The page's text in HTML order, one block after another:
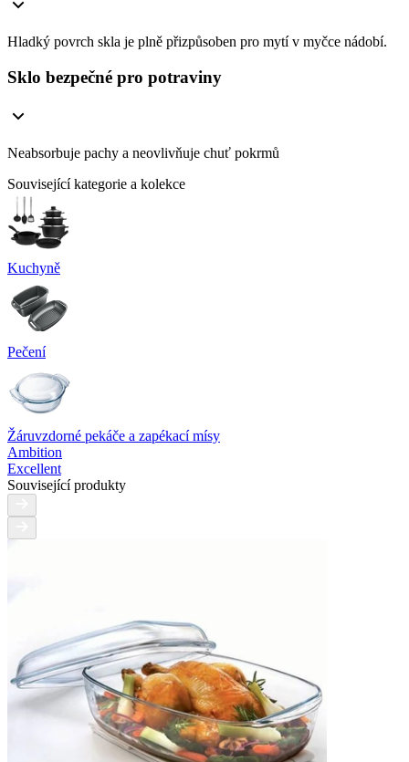
Hladký povrch skla je plně přizpůsoben pro mytí v myčce nádobí.
Sklo bezpečné pro potraviny
Neabsorbuje pachy a neovlivňuje chuť pokrmů
Související kategorie a kolekce
Kuchyně
Pečení
Žáruvzdorné pekáče a zapékací mísy
Ambition
Excellent
Související produkty